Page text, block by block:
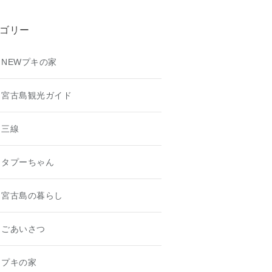
リー
NEWプキの家
宮古島観光ガイド
三線
タプーちゃん
宮古島の暮らし
ごあいさつ
プキの家